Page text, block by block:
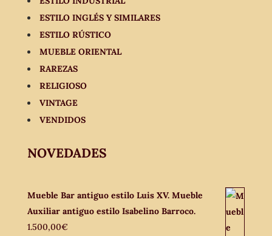
ESTILO INGLÉS Y SIMILARES
ESTILO RÚSTICO
MUEBLE ORIENTAL
RAREZAS
RELIGIOSO
VINTAGE
VENDIDOS
NOVEDADES
Mueble Bar antiguo estilo Luis XV. Mueble
Auxiliar antiguo estilo Isabelino Barroco.
1.500,00€